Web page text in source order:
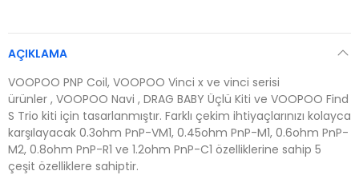
AÇIKLAMA
VOOPOO PNP Coil, VOOPOO Vinci x ve vinci serisi
ürünler , VOOPOO Navi , DRAG BABY Üçlü Kiti ve VOOPOO Find
S Trio kiti için tasarlanmıştır. Farklı çekim ihtiyaçlarınızı kolayca
karşılayacak 0.3ohm PnP-VM1, 0.45ohm PnP-M1, 0.6ohm PnP-
M2, 0.8ohm PnP-R1 ve 1.2ohm PnP-C1 özelliklerine sahip 5
çeşit özelliklere sahiptir.